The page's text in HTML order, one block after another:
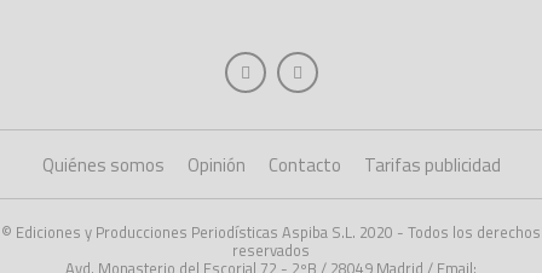
Quiénes somos Opinión Contacto Tarifas publicidad
© Ediciones y Producciones Periodísticas Aspiba S.L. 2020 - Todos los derechos
reservados
Avd. Monasterio del Escorial 72 - 2ºB / 28049 Madrid / Email: